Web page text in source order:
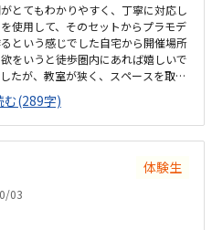
とてもわかりやすく、丁寧に対応し
使用して、そのセットからプラモデ
という感じでした自宅から開催場所
をいうと徒歩圏内にあれば嬉しいで
たが、教室が狭く、スペースを取る
他の教室と比較しても、妥当な料金
は別接待でした。幅広い年齢の子供
相談しあったりして、コミュニケー
よいと思います。
む(289字)
体験生
03